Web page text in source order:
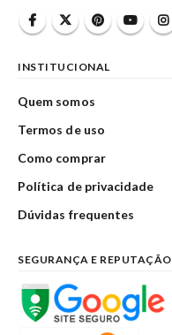
INSTITUCIONAL
Quem somos
Termos de uso
Como comprar
Política de privacidade
Dúvidas frequentes
SEGURANÇA E REPUTAÇÃO